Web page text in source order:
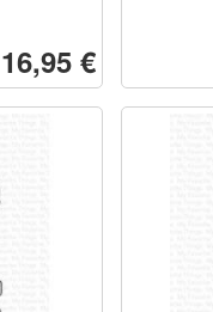
16,95 €